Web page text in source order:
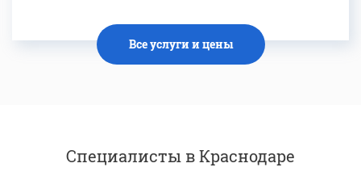
Все услуги и цены
Специалисты в Краснодаре